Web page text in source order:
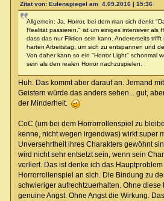
Zitat von: Eulenspiegel am 4.09.2016 | 15:36
Allgemein: Ja, Horror, bei dem man sich denkt
Realität passieren." ist um einiges intensiver als
dass das nur Fiktion sein kann. Andererseits trifft
harten Arbeitstag, um sich zu entspannen und
Von daher kann so ein "Horror Light" schonmal
sein als den realen Horror nachzuspielen.
Huh. Das kommt aber darauf an. Jemand
Geistern würde das anders sehen... gut,
der Minderheit.
CoC (um bei dem Horrorrollenspiel zu
kenne, nicht wegen irgendwas) wirkt super
Unversehrtheit ihres Charakters gewöhnt
wird nicht sehr entsetzt sein, wenn sein
verliert. Das ist denke ich das
Horrorrollenspiel an sich. Die Bindung zu
schwieriger aufrechtzuerhalten. Ohne diese
genuine Angst. Ohne Angst die Wirkung.